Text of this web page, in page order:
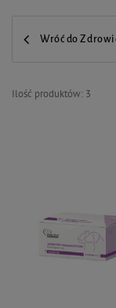
Wróć do
Ilość produktów: 3